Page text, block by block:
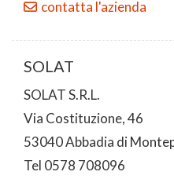
contatta l'azienda
SOLAT
SOLAT S.R.L.
Via Costituzione, 46
53040 Abbadia di
Tel 0578 708096